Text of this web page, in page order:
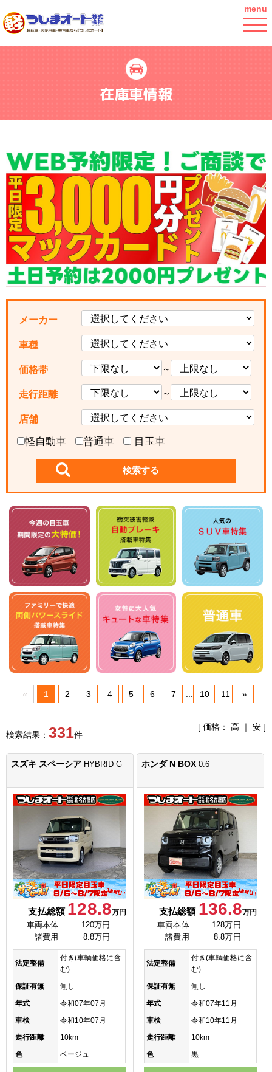
menu
在庫車情報
メーカー
車種
価格帯 ～
走行距離 ～
店舗
軽自動車 普通車 目玉車
« 1 2 3 4 5 6 7 10 11 »
検索結果： 331件
[ 価格： 高 ｜ 安 ]
スズキ スペーシア HYBRID G
支払総額 128.8万円
車両本体
120万円
諸費用
8.8万円
法定整備
付き(車輌価格に含
む)
保証有無
無し
年式
令和07年07月
車検
令和10年07月
走行距離
10km
色
ベージュ
ホンダ N BOX0.6
支払総額 136.8万円
車両本体
128万円
諸費用
8.8万円
法定整備
付き(車輌価格に含
む)
保証有無
無し
年式
令和07年11月
車検
令和10年11月
走行距離
10km
色
黒